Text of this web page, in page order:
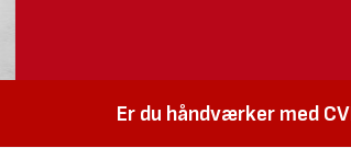
Er du håndværker med